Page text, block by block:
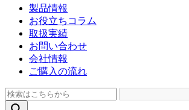
製品情報
お役立ちコラム
取扱実績
お問い合わせ
会社情報
ご購入の流れ